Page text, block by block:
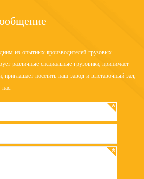
из опытных производителей грузовых
различные специальные грузовики, принимает
приглашает посетить наш завод и выставочный зал,